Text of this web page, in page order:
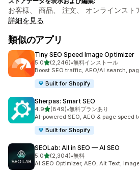
お客様、 商品、 注文、 オンラインス
詳細を見る
類似のアプリ
Tiny SEO Speed Image Optimizer
5.05つ星中
(2,246)
合計レビュー数：2246件
•無料インストール
Boost SEO traffic, AEO/AI search,
Built for Shopify
Sherpas: Smart SEO
4.95つ星中
(849)
合計レビュー数：849件
•無料プランあり
AI-powered SEO, AEO & page speed
Built for Shopify
SEOLab: All in SEO — AI SEO
5.05つ星中
(2,304)
合計レビュー数：2304件
•無料
AI SEO Optimizer, AEO, Alt Text,